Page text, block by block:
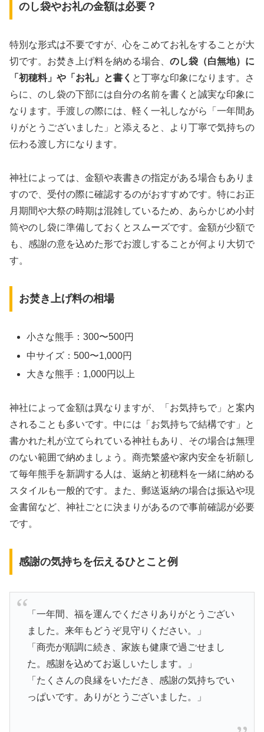
のし袋やお礼の金額は必要？
特別な形式は不要ですが、心をこめてお礼をすることが大
切です。お焚き上げ料を納める場合、 のし袋（白無地）に
「初穂料」や「お礼」と書く と丁寧な印象になります。さ
らに、のし袋の下部には自分の名前を書くと誠実な印象に
なります。手渡しの際には、軽く一礼しながら「一年間あ
りがとうございました」と添えると、より丁寧で気持ちの
伝わる渡し方になります。
神社によっては、金額や表書きの指定がある場合もありま
すので、受付の際に確認するのがおすすめです。特にお正
月期間や大祭の時期は混雑しているため、あらかじめ小封
筒やのし袋に準備しておくとスムーズです。金額が少額で
も、感謝の意を込めた形でお渡しすることが何より大切で
す。
お焚き上げ料の相場
小さな熊手：300〜500円
中サイズ：500〜1,000円
大きな熊手：1,000円以上
神社によって金額は異なりますが、「お気持ちで」と案内
されることも多いです。中には「お気持ちで結構です」と
書かれた札が立てられている神社もあり、その場合は無理
のない範囲で納めましょう。商売繁盛や家内安全を祈願し
て毎年熊手を新調する人は、返納と初穂料を一緒に納める
スタイルも一般的です。また、郵送返納の場合は振込や現
金書留など、神社ごとに決まりがあるので事前確認が必要
です。
感謝の気持ちを伝えるひとこと例
「一年間、福を運んでくださりありがとうござい
ました。来年もどうぞ見守りください。」
「商売が順調に続き、家族も健康で過ごせまし
た。感謝を込めてお返しいたします。」
「たくさんの良縁をいただき、感謝の気持ちでい
っぱいです。ありがとうございました。」